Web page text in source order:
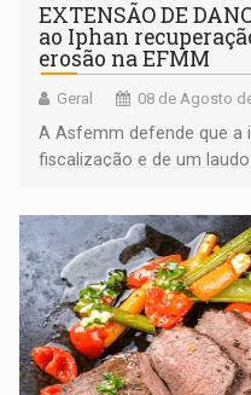
EXTENSÃO DE
ao Iphan
erosão na EFMM
Geral 08 de Agosto
A Asfemm defende que a
fiscalização e de um